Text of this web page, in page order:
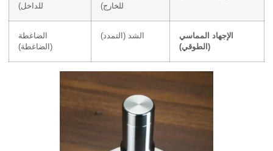
للخارج)
للداخل)
الإجهاد المماسي
(الطوقي)
الشد (التمدد)
الضاغطة
(الضاغطة)